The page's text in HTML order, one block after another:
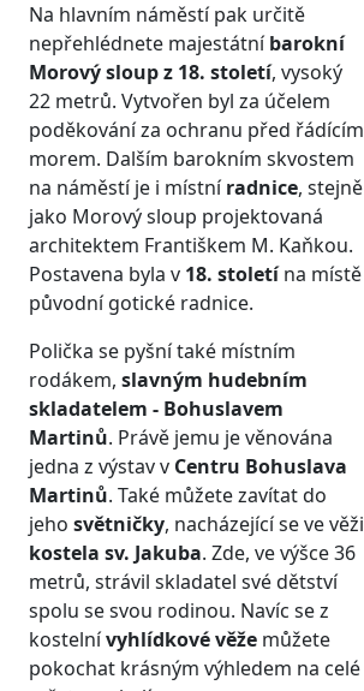
Na hlavním náměstí pak určitě
nepřehlédnete majestátníbarokní
Morový sloup z 18. století, vysoký
22 metrů. Vytvořen byl za účelem
poděkování za ochranu před řádícím
morem. Dalším barokním skvostem
na náměstí je i místníradnice, stejně
jako Morový sloup projektovaná
architektem Františkem M. Kaňkou.
Postavena byla v 18. stoletína místě
původní gotické radnice.
Polička se pyšní také místním
rodákem, slavným hudebním
skladatelem - Bohuslavem
Martinů. Právě jemu je věnována
jedna z výstav v Centru Bohuslava
Martinů. Také můžete zavítat do
jeho světničky, nacházející se ve věži
kostela sv. Jakuba. Zde, ve výšce 36
metrů, strávil skladatel své dětství
spolu se svou rodinou. Navíc se z
kostelnívyhlídkové věže můžete
pokochat krásným výhledem na celé